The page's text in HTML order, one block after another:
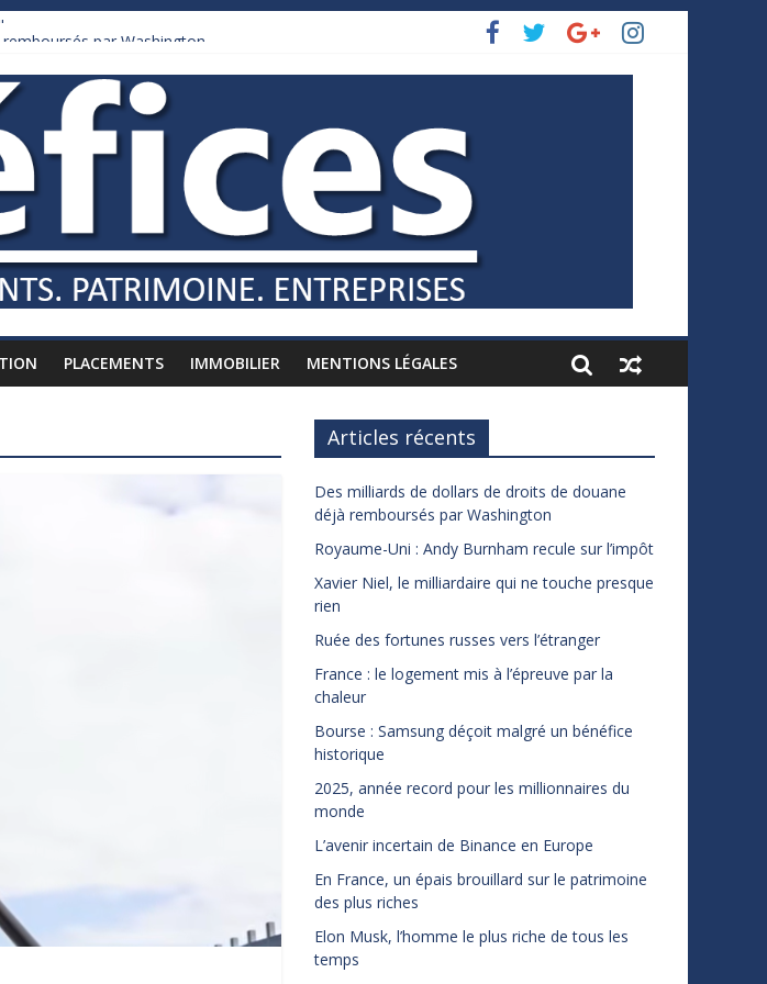
PLACEMENTS IMMOBILIER MENTIONS LÉGALES
Articles récents
Des milliards de dollars de droits de douane
déjà remboursés par Washington
Royaume-Uni : Andy Burnham recule sur l’impôt
Xavier Niel, le milliardaire qui ne touche presque
rien
Ruée des fortunes russes vers l’étranger
France : le logement mis à l’épreuve par la
chaleur
Bourse : Samsung déçoit malgré un bénéfice
historique
2025, année record pour les millionnaires du
monde
L’avenir incertain de Binance en Europe
En France, un épais brouillard sur le patrimoine
des plus riches
Elon Musk, l’homme le plus riche de tous les
temps